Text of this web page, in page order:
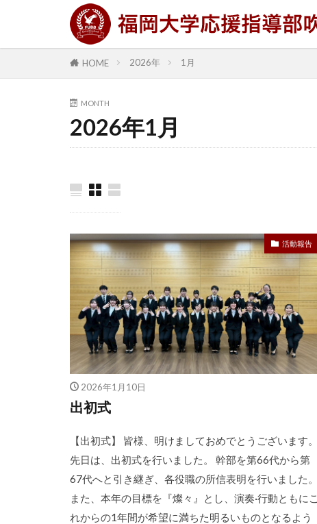
HOME 2026年 1月
MONTH
2026年1月
活動報告
2026年1月10日
出初式
【出初式】 皆様、明けましておめでとうございます。
先日は、出初式を行いました。 幹部を第66代から第
67代へと引き継ぎ、各役職の所信表明を行いました。
また、本年の目標を『燦々』とし、演奏·行動ともにこ
れからの1年間が希望に満ちた明るいものとなるよう